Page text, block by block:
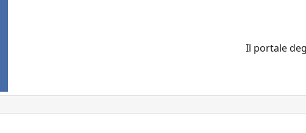
Il portale